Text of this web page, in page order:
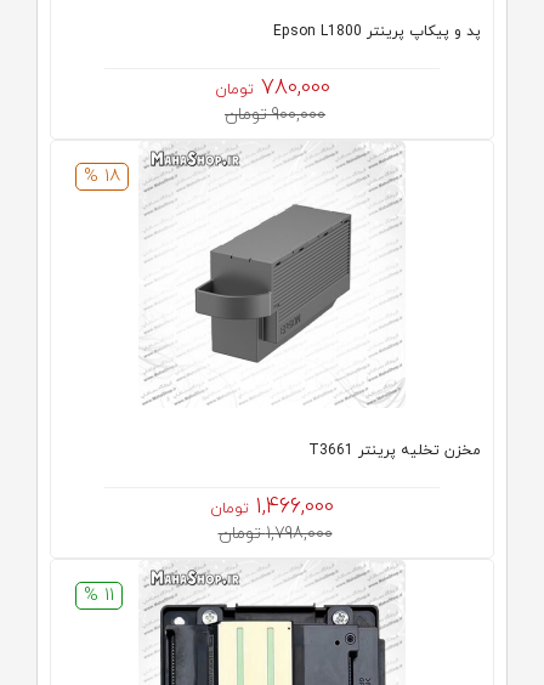
پد و پیکاپ پرینتر Epson L1800
780,000 تومان
900,000 تومان
18 %
مخزن تخلیه پرینتر T3661
1,466,000 تومان
1,798,000 تومان
11 %